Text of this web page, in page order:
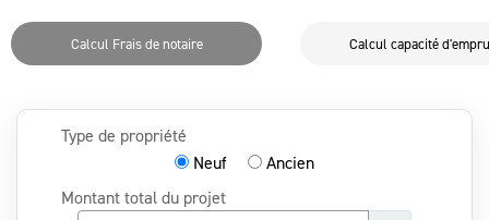
Calcul Frais de notaire Calcul capacité